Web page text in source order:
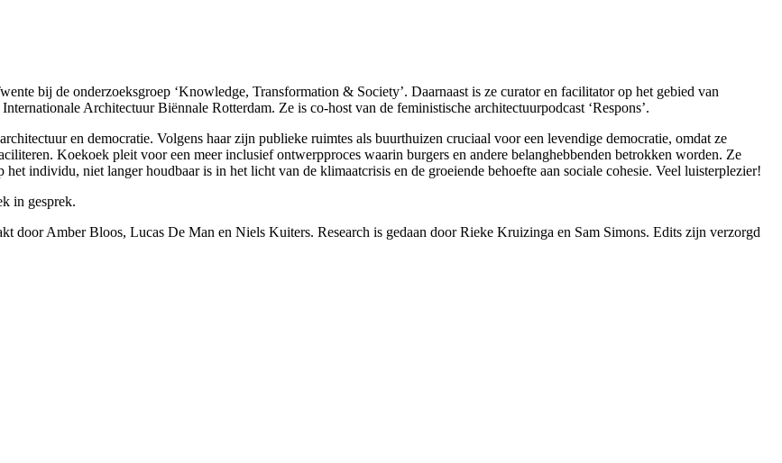
bij de onderzoeksgroep ‘Knowledge, Transformation & Society’. Daarnaast is ze curator en facilitator op het gebied van
Architectuur Biënnale Rotterdam. Ze is co-host van de feministische architectuurpodcast ‘Respons’.
en democratie. Volgens haar zijn publieke ruimtes als buurthuizen cruciaal voor een levendige democratie, omdat ze
Koekoek pleit voor een meer inclusief ontwerpproces waarin burgers en andere belanghebbenden betrokken worden. Ze
individu, niet langer houdbaar is in het licht van de klimaatcrisis en de groeiende behoefte aan sociale cohesie. Veel luisterplezier!
in gesprek.
door Amber Bloos, Lucas De Man en Niels Kuiters. Research is gedaan door Rieke Kruizinga en Sam Simons. Edits zijn verzorgd